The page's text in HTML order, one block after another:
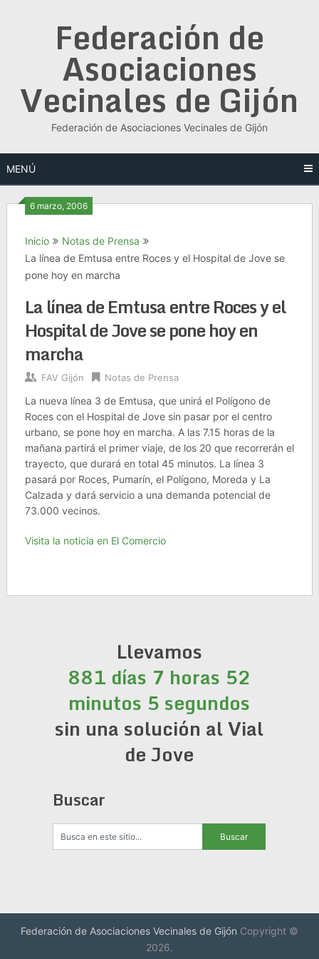
Federación de
Asociaciones
Vecinales de Gijón
Federación de Asociaciones Vecinales de Gijón
MENÚ
6 marzo, 2006
Inicio
Notas de Prensa
La línea de Emtusa entre Roces y el Hospital de Jove se
pone hoy en marcha
La línea de Emtusa entre Roces y el
Hospital de Jove se pone hoy en
marcha
FAV Gijón Notas de Prensa
La nueva línea 3 de Emtusa, que unirá el Polígono de
Roces con el Hospital de Jove sin pasar por el centro
urbano, se pone hoy en marcha. A las 7.15 horas de la
mañana partirá el primer viaje, de los 20 que recorrerán el
trayecto, que durará en total 45 minutos. La línea 3
pasará por Roces, Pumarín, el Polígono, Moreda y La
Calzada y dará servicio a una demanda potencial de
73.000 vecinos.
Visita la noticia en El Comercio
Llevamos
881 días 7 horas 52
minutos 6 segundos
sin una solución al Vial
de Jove
Buscar
Federación de Asociaciones Vecinales de Gijón Copyright ©
2026.